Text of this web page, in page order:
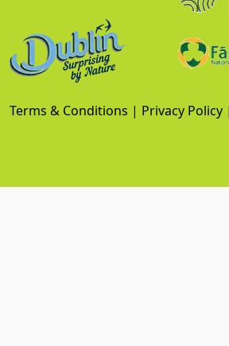
Terms & Conditions | Privacy Policy |